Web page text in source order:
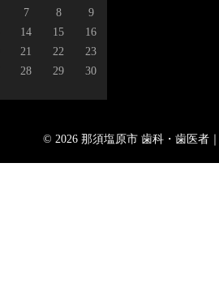
7 8
9
14 15
16
21 22
23
28 29
30
© 2026 那須塩原市 歯科・歯医者